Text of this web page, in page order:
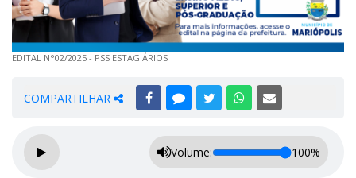
EDITAL N°02/2025 - PSS ESTAGIÁRIOS
COMPARTILHAR
Volume: 100%